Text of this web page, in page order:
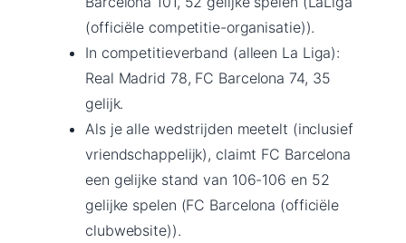
(officiële competitie-organisatie)).
In competitieverband (alleen La Liga):
Real Madrid 78, FC Barcelona 74, 35
gelijk.
Als je alle wedstrijden meetelt (inclusief
vriendschappelijk), claimt FC Barcelona
een gelijke stand van 106-106 en 52
gelijke spelen (FC Barcelona (officiële
clubwebsite)).